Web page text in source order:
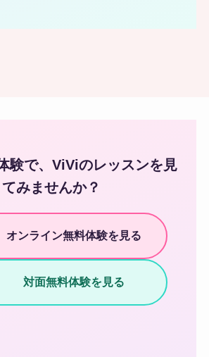
験で、ViViのレッスンを見
てみませんか？
オンライン無料体験を見る
対面無料体験を見る